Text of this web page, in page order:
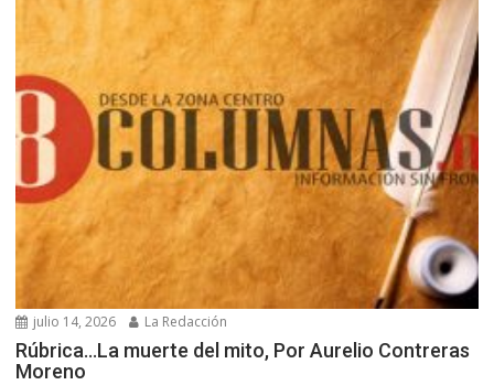
julio 14, 2026 La Redacción
Rúbrica…La muerte del mito, Por Aurelio Contreras
Moreno